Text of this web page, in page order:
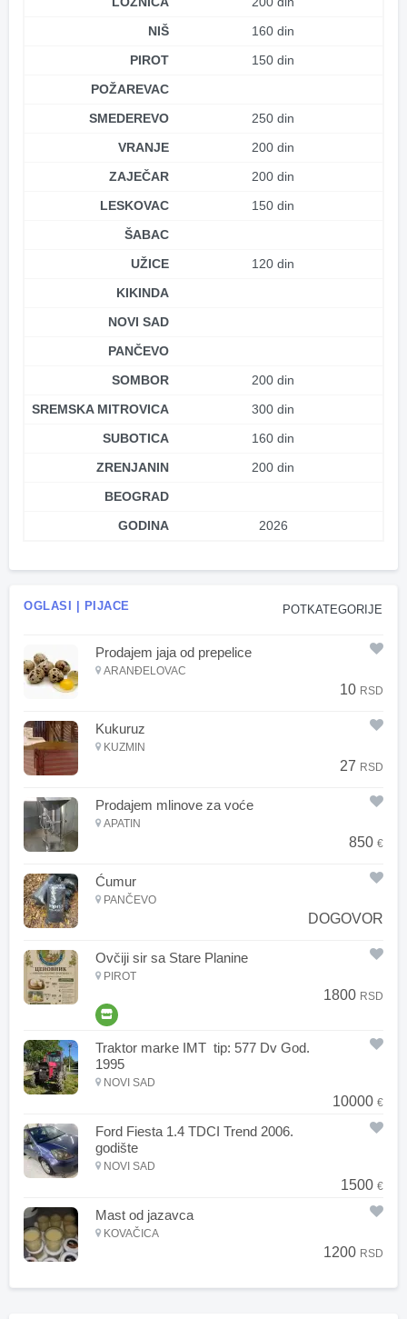
NIŠ
160 din
PIROT
150 din
POŽAREVAC
SMEDEREVO
250 din
VRANJE
200 din
ZAJEČAR
200 din
LESKOVAC
150 din
ŠABAC
UŽICE
120 din
KIKINDA
NOVI SAD
PANČEVO
SOMBOR
200 din
SREMSKA MITROVICA
300 din
SUBOTICA
160 din
ZRENJANIN
200 din
BEOGRAD
GODINA
2026
POTKATEGORIJE
OGLASI | PIJACE
Prodajem jaja od prepelice
ARANĐELOVAC
10 RSD
Kukuruz
KUZMIN
27 RSD
Prodajem mlinove za voće
APATIN
850 €
Ćumur
PANČEVO
DOGOVOR
Ovčiji sir sa Stare Planine
PIROT
1800 RSD
Traktor marke IMT tip: 577 Dv God.
1995
NOVI SAD
10000 €
Ford Fiesta 1.4 TDCI Trend 2006.
godište
NOVI SAD
1500 €
Mast od jazavca
KOVAČICA
1200 RSD